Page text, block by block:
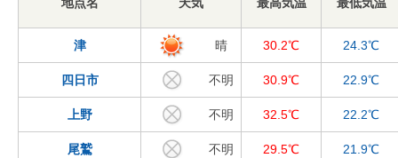
地点名 天気 最高気温 最低気温
津 晴 30.2℃ 24.3℃
四日市 不明 30.9℃ 22.9℃
上野 不明 32.5℃ 22.2℃
尾鷲 不明 29.5℃ 21.9℃